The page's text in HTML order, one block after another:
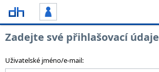
Zadejte své přihlašovací
Uživatelské jméno/e-mail: